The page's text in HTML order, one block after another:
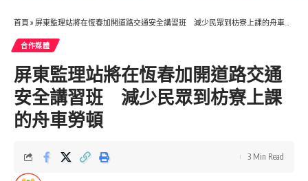
首頁 » 屏東監理站將在恆春加開道路交通安全講習班 減少民眾到枋寮上課的舟車勞頓
合作媒體
屏東監理站將在恆春加開道路交通
安全講習班 減少民眾到枋寮上課
的舟車勞頓
3 Min Read